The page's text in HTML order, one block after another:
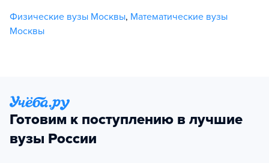
Физические вузы Москвы, Математические вузы
Москвы
Готовим к поступлению в лучшие
вузы России